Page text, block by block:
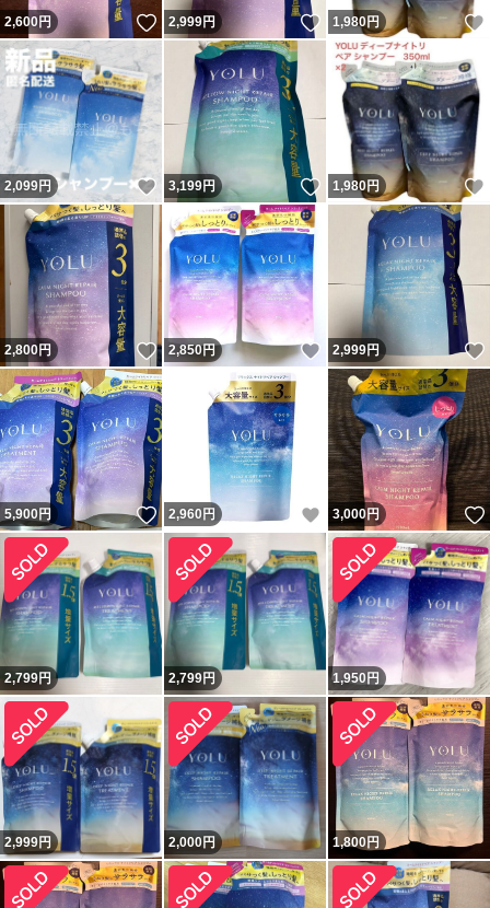
2,600円 いいね！
2,999円 いいね！
1,980円
2,099円 いいね！
3,199円 いいね！
1,980円
2,800円 いいね！
2,850円 いいね！
2,999円
5,900円 いいね！
2,960 円 いいね！
3,000円
2,799円 2,799円 1,950 円
2,999円 2,000円 1,800円